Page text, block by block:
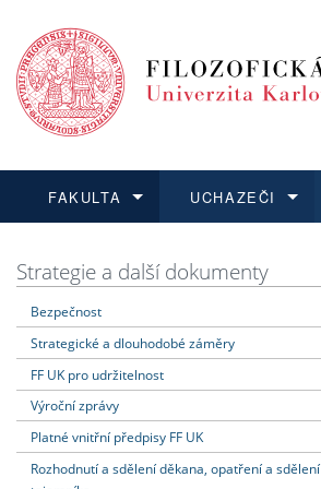
FAKULTA
Dozvědět se více
UCHAZEČI
Podat přihlášku
Dozvědět se více
Dozvědět se více
Dozvědět se více
Strategie a další dokumenty
Bezpečnost
Strategické a dlouhodobé záměry
FF UK pro udržitelnost
Výroční zprávy
Platné vnitřní předpisy FF UK
Rozhodnutí a sdělení děkana, opatření a sdělení